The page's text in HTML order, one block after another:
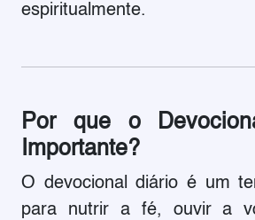
espiritualmente.
Por que o
Importante?
O devocional diário é um
para nutrir a fé, ouvir a